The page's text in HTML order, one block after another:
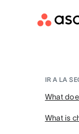
IR A LA
What
What is